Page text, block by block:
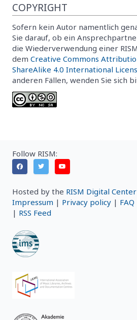
COPYRIGHT
Sofern kein Autor namentlich
Sie darauf, ob ein
die Wiederverwendung einer
dem Creative Commons
ShareAlike 4.0 International
anderen Fällen, wenden Sie sich
Follow RISM:
Hosted by the RISM Digital Center
Impressum | Privacy policy | FAQ
| RSS Feed